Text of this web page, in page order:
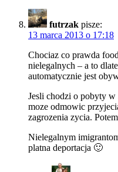
futrzak pisze:
13 marca 2013 o 17:18
Chociaz co prawda
nielegalnych – a to
automatycznie jest
Jesli chodzi o pobyty w
moze odmowic
zagrozenia zycia.
Nielegalnym
platna deportacja 🙂